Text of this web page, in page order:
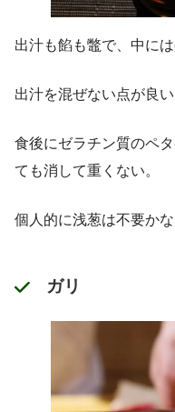
出汁も餡も鼈で、中に
出汁を混ぜない点が良い
食後にゼラチン質のペ
ても消して重くない。
個人的に浅葱は不要かな
ガリ